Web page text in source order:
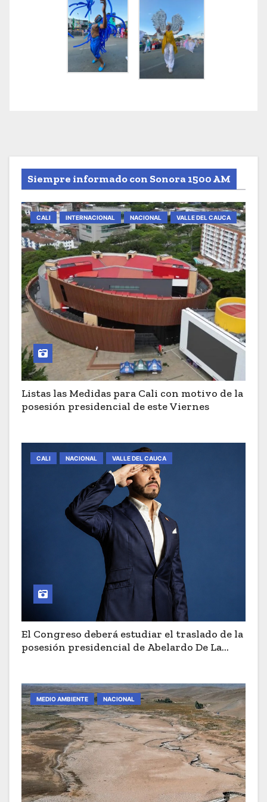
Siempre informado con Sonora 1500 AM
CALI INTERNACIONAL NACIONAL VALLE DEL CAUCA
Listas las Medidas para Cali con motivo de la
posesión presidencial de este Viernes
CALI NACIONAL VALLE DEL CAUCA
El Congreso deberá estudiar el traslado de la
posesión presidencial de Abelardo De La
MEDIO AMBIENTE NACIONAL